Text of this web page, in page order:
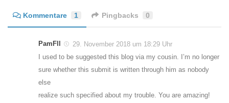
Kommentare 1 Pingbacks 0
PamFll
29. November 2018 um 18:29 Uhr
I used to be suggested this blog via my cousin. I’m no longer
sure whether this submit is written through him as nobody
else
realize such specified about my trouble. You are amazing!